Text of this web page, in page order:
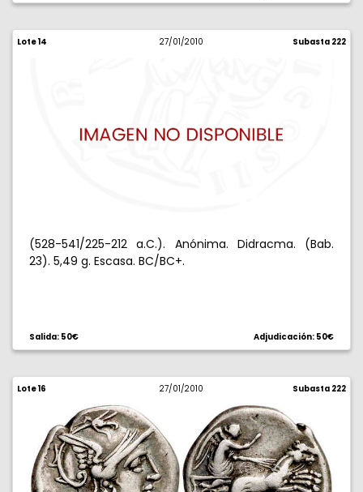
Lote 14 27/01/2010 Subasta 222
(528-541/225-212 a.C.). Anónima. Didracma. (Bab.
23). 5,49 g. Escasa. BC/BC+.
Salida: 50€ Adjudicación: 50€
Lote 16 27/01/2010 Subasta 222